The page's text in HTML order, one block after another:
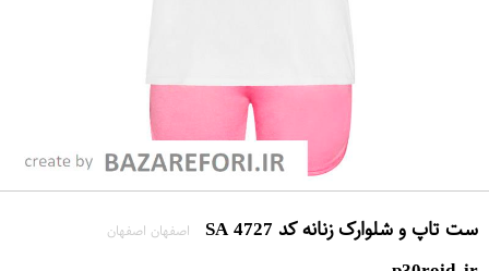
ست تاپ و شلوارک زنانه کد 4727 SA اصفهان اصفهان